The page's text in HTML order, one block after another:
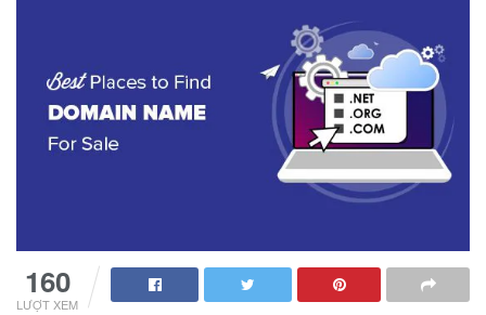
160
LƯỢT XEM